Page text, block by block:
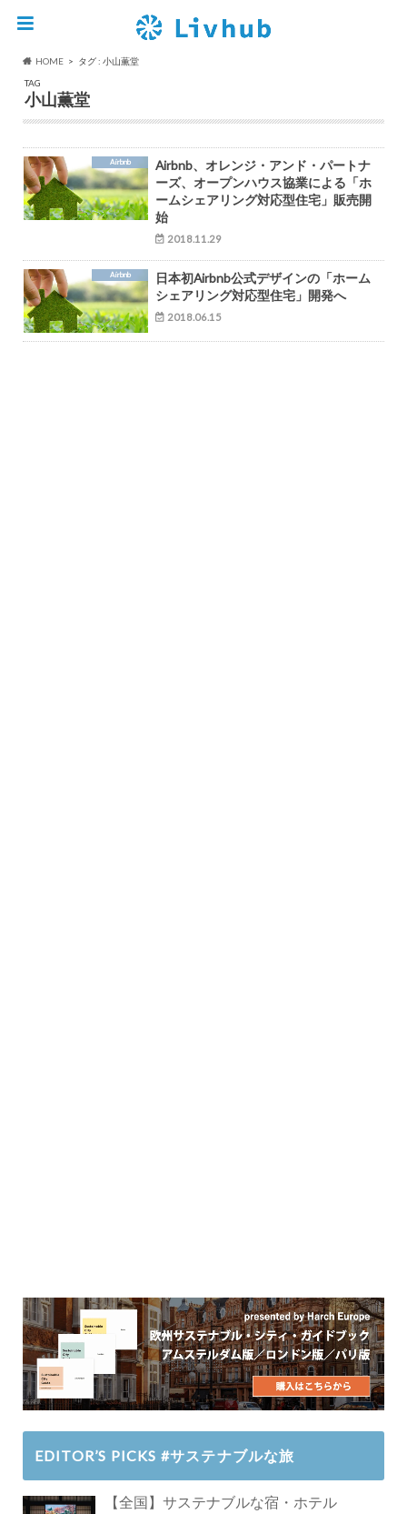
HOME
タグ : 小山薫堂
TAG
小山薫堂
Airbnb
Airbnb、オレンジ・アンド・パートナ
ーズ、オープンハウス協業による「ホ
ームシェアリング対応型住宅」販売開
始
2018.11.29
Airbnb
日本初Airbnb公式デザインの「ホーム
シェアリング対応型住宅」開発へ
2018.06.15
EDITOR’S PICKS #サステナブルな旅
【全国】サステナブルな宿・ホテル